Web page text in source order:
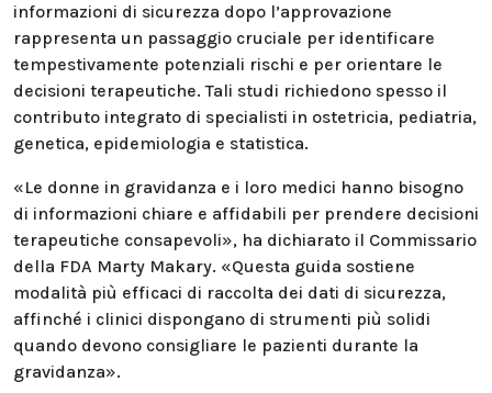
informazioni di sicurezza dopo l’approvazione
rappresenta un passaggio cruciale per identificare
tempestivamente potenziali rischi e per orientare le
decisioni terapeutiche. Tali studi richiedono spesso il
contributo integrato di specialisti in ostetricia, pediatria,
genetica, epidemiologia e statistica.
«Le donne in gravidanza e i loro medici hanno bisogno
di informazioni chiare e affidabili per prendere decisioni
terapeutiche consapevoli», ha dichiarato il Commissario
della FDA Marty Makary. «Questa guida sostiene
modalità più efficaci di raccolta dei dati di sicurezza,
affinché i clinici dispongano di strumenti più solidi
quando devono consigliare le pazienti durante la
gravidanza».